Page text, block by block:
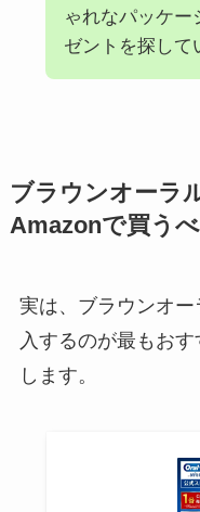
ゃれなパッケー
ゼントを探して
ブラウンオーラ
Amazonで買うべ
実は、ブラウンオ
入するのが最もお
します。